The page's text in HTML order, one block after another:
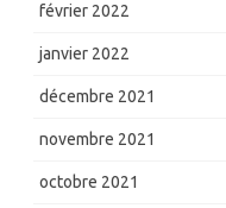
février 2022
janvier 2022
décembre 2021
novembre 2021
octobre 2021